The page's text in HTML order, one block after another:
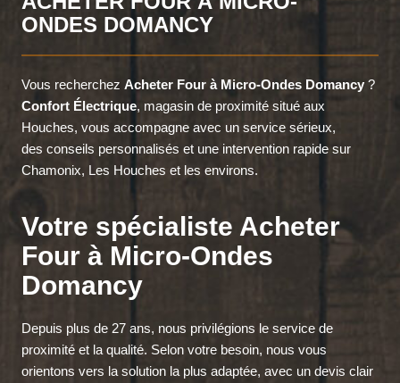
ONDES DOMANCY
Vous recherchez Acheter Four à Micro-Ondes Domancy ?
Confort Électrique, magasin de proximité situé aux
Houches, vous accompagne avec un service sérieux,
des conseils personnalisés et une intervention rapide sur
Chamonix, Les Houches et les environs.
Votre spécialiste Acheter
Four à Micro-Ondes
Domancy
Depuis plus de 27 ans, nous privilégions le service de
proximité et la qualité. Selon votre besoin, nous vous
orientons vers la solution la plus adaptée, avec un devis clair